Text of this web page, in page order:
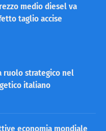
medio diesel va
taglio accise
ruolo strategico nel
italiano
economia mondiale